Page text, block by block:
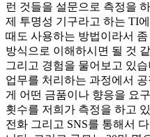
런 것들을 설문으로 측정을
제 투명성 기구라고 하는 TI
때도 사용하는 방법이라서
방식으로 이해하시면 될 것
그리고 경험을 물어보고 있
업무를 처리하는 과정에서
게 어떤 금품이나 향응을 요
횟수를 저희가 측정을 하고
전화 그리고 SNS를 통해서